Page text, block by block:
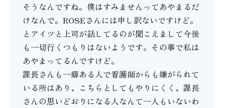
そうなんですね。僕はすみませんってあやまるだ
けなんで。ROSEさんには申し訳ないですけど。
とアイツと上司が話してるのが聞こえまして今後
も一切行くつもりはないようです。その事で私は
あやまってるんですけど。
課長さんも一癖ある人で看護師からも嫌がられて
いる所はあり、こちらとしてもやりにくく、課長
さんの思いどおりになる人なんて一人もいないわ